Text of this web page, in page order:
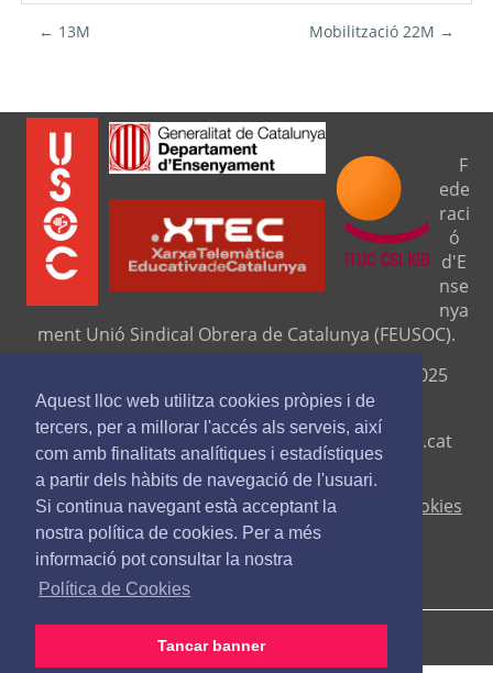
Aquest lloc web utilitza cookies pròpies i de
tercers, per a millorar l'accés als serveis, així
com amb finalitats analítiques i estadístiques
a partir dels hàbits de navegació de l'usuari.
Si continua navegant està acceptant la
nostra política de cookies. Per a més
informació pot consultar la nostra
Política de Cookies
Tancar banner
← 13M Mobilització 22M →
F
ede
raci
ó
d'E
nse
nya
ment Unió Sindical Obrera de Catalunya (FEUSOC).
Seu central: C/ Travessera de Gràcia, 276 (08025
Barcelona).
Telf. 93 329 8111. Fax. 9329 84 16www.feusoc.cat
feusoc@feusoc.cat
Avís legal- Política de privacitat- Política de cookies